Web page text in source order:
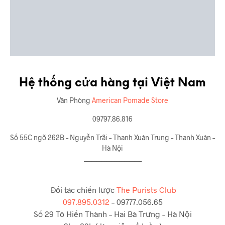
097.895.0312– 09777.056.65
Số 29 Tô Hiến Thành – Hai Bà Trưng – Hà Nội
9h – 20h ( làm việc cả tuần )
Số 36 Hàng Cháo – Cát Linh – Đống Đa – Hà Nội
0978950312
37 Xuân Thủy – Thảo Điền – Quận 2 – TP. Hồ Chí Minh